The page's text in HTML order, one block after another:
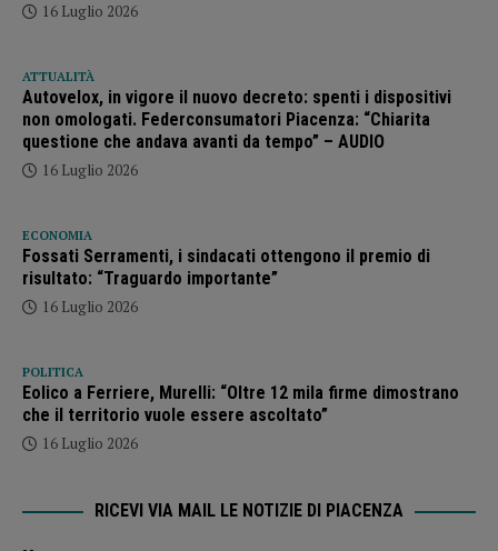
16 Luglio 2026
ATTUALITÀ
Autovelox, in vigore il nuovo decreto: spenti i dispositivi
non omologati. Federconsumatori Piacenza: “Chiarita
questione che andava avanti da tempo” – AUDIO
16 Luglio 2026
ECONOMIA
Fossati Serramenti, i sindacati ottengono il premio di
risultato: “Traguardo importante”
16 Luglio 2026
POLITICA
Eolico a Ferriere, Murelli: “Oltre 12 mila firme dimostrano
che il territorio vuole essere ascoltato”
16 Luglio 2026
RICEVI VIA MAIL LE NOTIZIE DI PIACENZA